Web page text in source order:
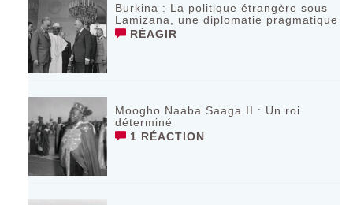
Burkina : La politique étrangère sous
Lamizana, une diplomatie pragmatique
RÉAGIR
Moogho Naaba Saaga II : Un roi
déterminé
1 RÉACTION